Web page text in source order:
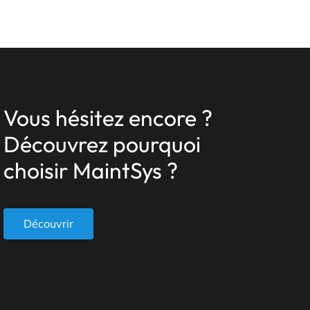
Vous hésitez encore ?
Découvrez pourquoi
choisir MaintSys ?
Découvrir